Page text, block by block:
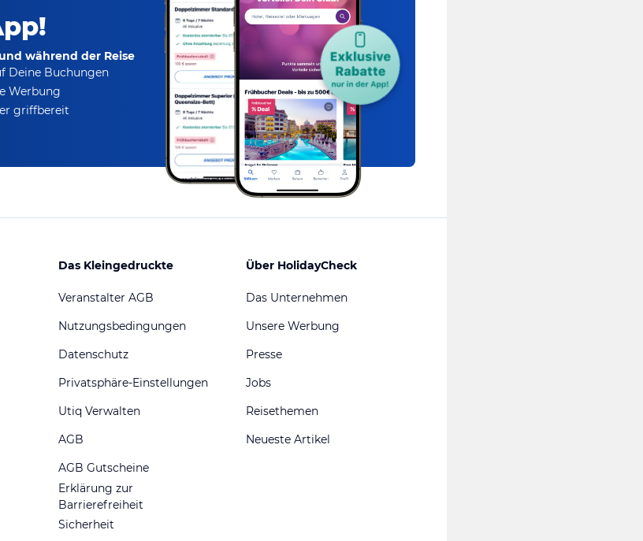
während der Reise
Deine Buchungen
Werbung
griffbereit
Das Kleingedruckte
Veranstalter AGB
Nutzungsbedingungen
Datenschutz
Privatsphäre-Einstellungen
Utiq Verwalten
AGB
AGB Gutscheine
Erklärung zur
Barrierefreiheit
Sicherheit
Über HolidayCheck
Das Unternehmen
Unsere Werbung
Presse
Jobs
Reisethemen
Neueste Artikel